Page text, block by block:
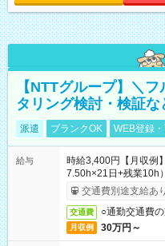
【NTTグループ】＼
タリング検討・検証な
派遣 ブランクOK WEB登録
給与
時給3,400円【月収例
7.50h×21日+残業10h
交通費別途支給あり
交通費 ○通勤交通費
月収例 30万円～